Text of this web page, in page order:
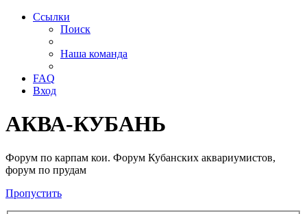
Ссылки
Поиск
Наша команда
FAQ
Вход
АКВА-КУБАНЬ
Форум по карпам кои. Форум Кубанских аквариумистов,
форум по прудам
Пропустить